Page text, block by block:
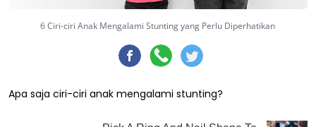
6 Ciri-ciri Anak Mengalami Stunting yang Perlu Diperhatikan
Apa saja ciri-ciri anak mengalami stunting?